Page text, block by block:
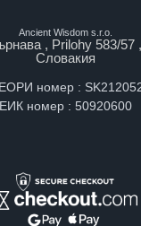
Ancient Wisdom s.r.o.
, Prilohy 583/57
Словакия
номер :
ЕИК номер : 50920600